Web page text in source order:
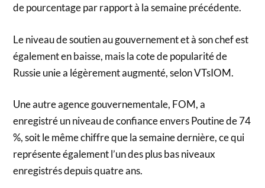
de pourcentage par rapport à la semaine précédente.
Le niveau de soutien au gouvernement et à son chef est
également en baisse, mais la cote de popularité de
Russie unie a légèrement augmenté, selon VTsIOM.
Une autre agence gouvernementale, FOM, a
enregistré un niveau de confiance envers Poutine de 74
%, soit le même chiffre que la semaine dernière, ce qui
représente également l’un des plus bas niveaux
enregistrés depuis quatre ans.